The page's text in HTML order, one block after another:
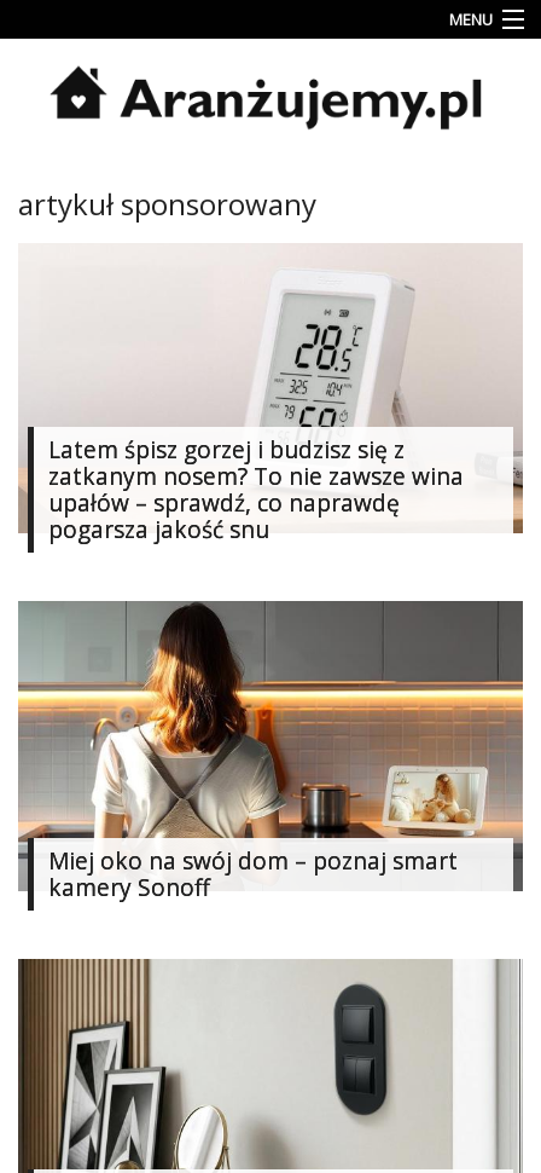
MENU
Inspiracje
wnętrz
Kategorie
Dodaj
«
Dodaj
Dodaj
artykuł
artykuł sponsorowany
Latem śpisz gorzej i budzisz się z
zatkanym nosem? To nie zawsze wina
upałów – sprawdź, co naprawdę
pogarsza jakość snu
Miej oko na swój dom – poznaj smart
kamery Sonoff